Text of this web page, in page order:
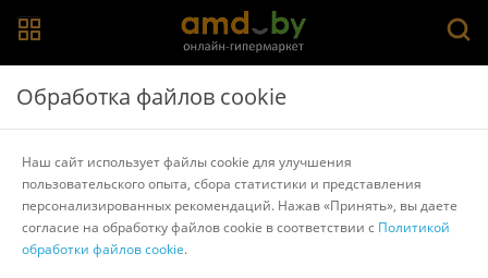
Главная > Каталог товаров
Портативные DVD-плееры и
телевизоры
Популярные
Код:679197 Нет в наличии
Обработка файлов cookie
Наш сайт использует файлы cookie для улучшения
пользовательского опыта, сбора статистики и представления
персонализированных рекомендаций. Нажав «Принять», вы даете
согласие на обработку файлов cookie в соответствии с Политикой
обработки файлов cookie.